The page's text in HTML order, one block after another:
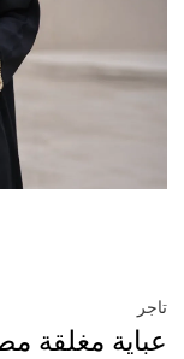
تاجر
عباية مغلقة